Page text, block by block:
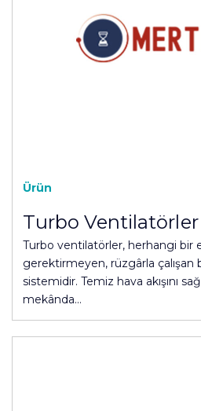
Ürün
Turbo Ventilatörler
Turbo ventilatörler, herhangi bir
gerektirmeyen, rüzgârla çalışan
sistemidir. Temiz hava akışını
mekânda…